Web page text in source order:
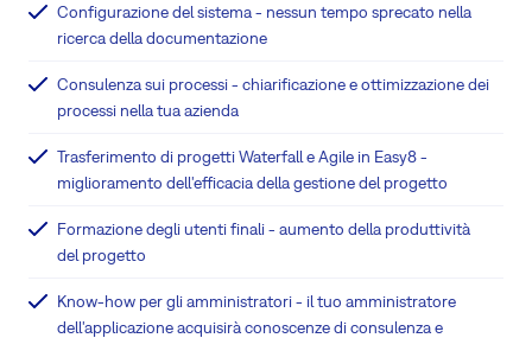
Configurazione del sistema - nessun tempo sprecato nella
ricerca della documentazione
Consulenza sui processi - chiarificazione e ottimizzazione dei
processi nella tua azienda
Trasferimento di progetti Waterfall e Agile in Easy8 -
miglioramento dell'efficacia della gestione del progetto
Formazione degli utenti finali - aumento della produttività
del progetto
Know-how per gli amministratori - il tuo amministratore
dell'applicazione acquisirà conoscenze di consulenza e